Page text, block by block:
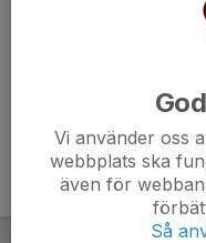
Vi använder oss
webbplats ska
även för
Så